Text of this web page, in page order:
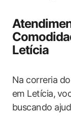
Letícia
Na correria
em Letícia,
buscando